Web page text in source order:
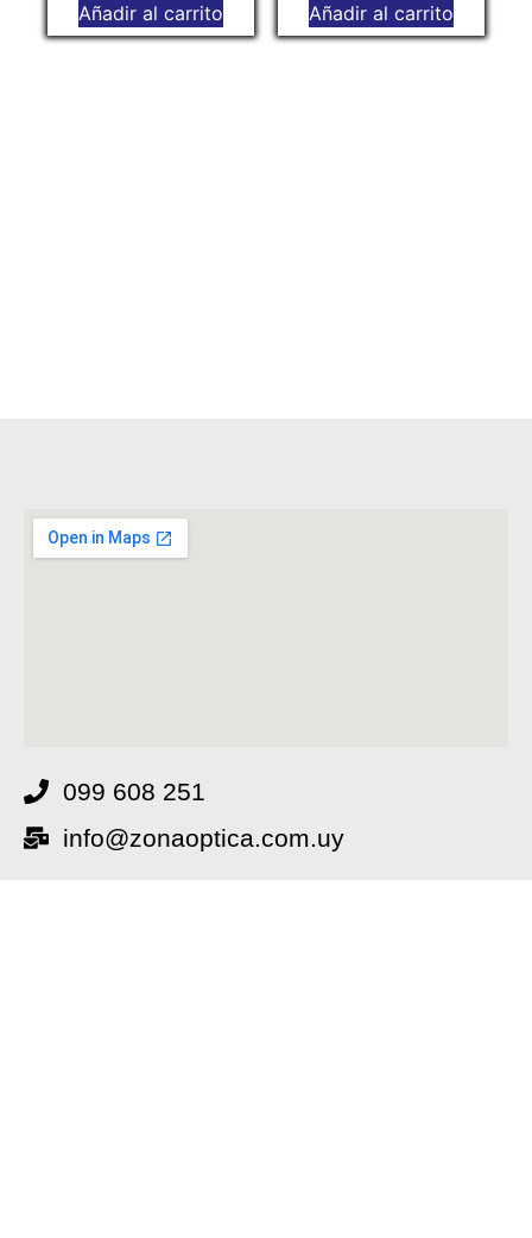
Añadir al carrito Añadir al carrito
099 608 251
info@zonaoptica.com.uy